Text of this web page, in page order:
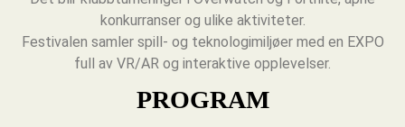
konkurranser og ulike aktiviteter.
Festivalen samler spill- og teknologimiljøer med en EXPO
full av VR/AR og interaktive opplevelser.
PROGRAM